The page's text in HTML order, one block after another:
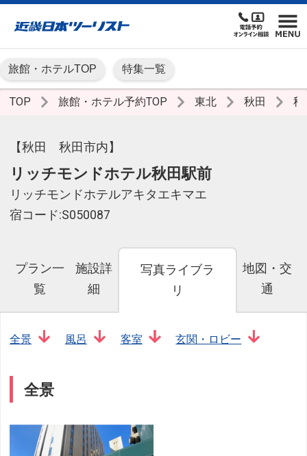
旅館・ホテルTOP 特集一覧
TOP 旅館・ホテル予約TOP 東北 秋田 秋
【秋田 秋田市内】
リッチモンドホテル秋田駅前
リッチモンドホテルアキタエキマエ
宿コード:S050087
プラン一
覧
施設詳
細
写真ライブラ
リ
地図・交
通
全景 風呂 客室 玄関・ロビー
全景